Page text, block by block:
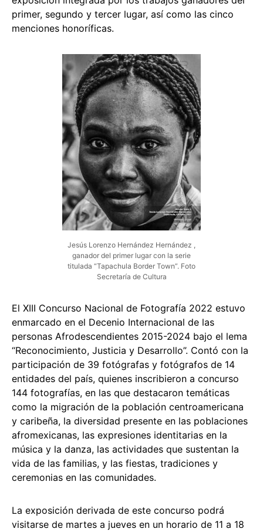
primer, segundo y tercer lugar, así como las cinco
menciones honoríficas.
Jesús Lorenzo Hernández Hernández ,
ganador del primer lugar con la serie
titulada “Tapachula Border Town”. Foto
Secretaría de Cultura
El XIII Concurso Nacional de Fotografía 2022 estuvo
enmarcado en el Decenio Internacional de las
personas Afrodescendientes 2015-2024 bajo el lema
“Reconocimiento, Justicia y Desarrollo”. Contó con la
participación de 39 fotógrafas y fotógrafos de 14
entidades del país, quienes inscribieron a concurso
144 fotografías, en las que destacaron temáticas
como la migración de la población centroamericana
y caribeña, la diversidad presente en las poblaciones
afromexicanas, las expresiones identitarias en la
música y la danza, las actividades que sustentan la
vida de las familias, y las fiestas, tradiciones y
ceremonias en las comunidades.
La exposición derivada de este concurso podrá
visitarse de martes a jueves en un horario de 11 a 18